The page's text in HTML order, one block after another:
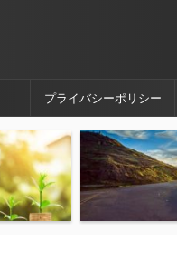
プライバシーポリシー